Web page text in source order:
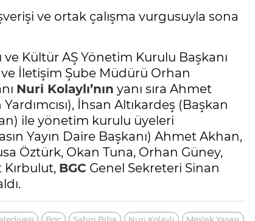
ve ortak çalışma vurgusuyla sona
ve Kültür AŞ Yönetim Kurulu Başkanı
İletişim Şube Müdürü Orhan
Nuri Kolaylı’nın yanı sıra Ahmet
İhsan Altıkardeş (Başkan
ile yönetim kurulu üyeleri
Yayın Daire Başkanı) Ahmet Akhan,
Öztürk, Okan Tuna, Orhan Güney,
BGC Genel Sekreteri Sinan